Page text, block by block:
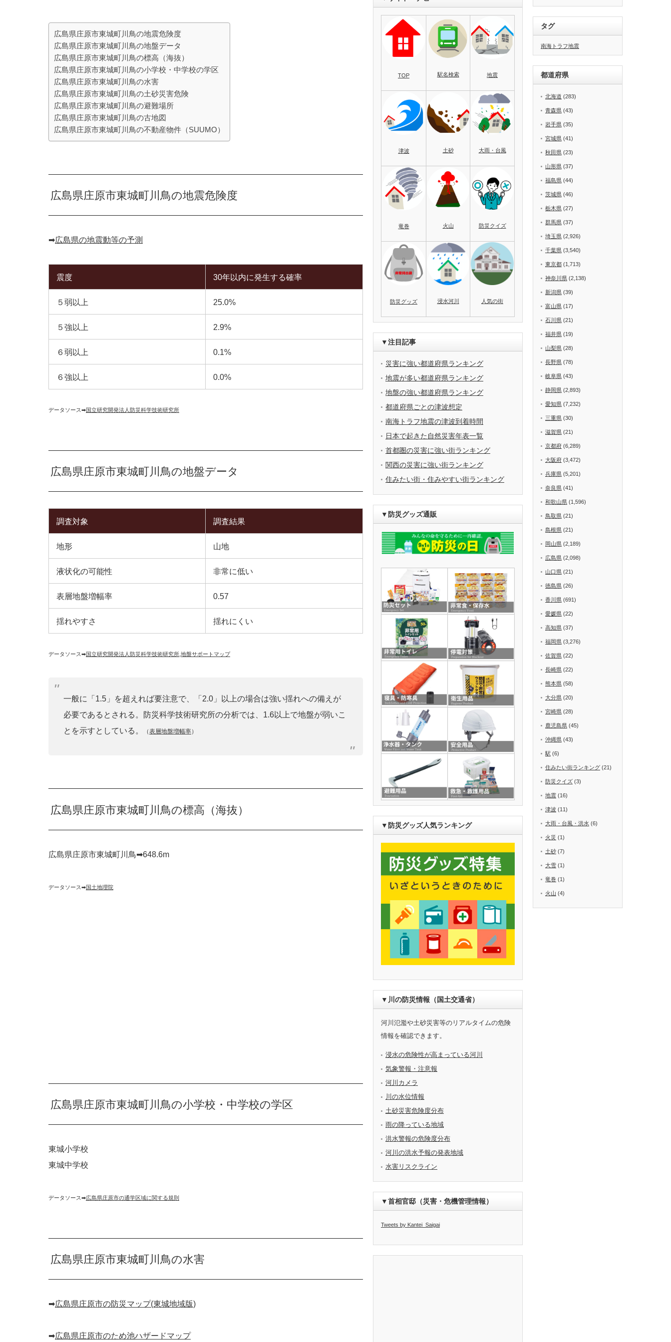
広島県庄原市東城町川鳥の地震危険度
広島県庄原市東城町川鳥の地盤データ
広島県庄原市東城町川鳥の標高（海抜）
広島県庄原市東城町川鳥の小学校・中学校の学区
広島県庄原市東城町川鳥の水害
広島県庄原市東城町川鳥の土砂災害危険
広島県庄原市東城町川鳥の避難場所
広島県庄原市東城町川鳥の古地図
広島県庄原市東城町川鳥の不動産物件（SUUMO）
広島県庄原市東城町川鳥の地震危険度
➡︎広島県の地震動等の予測
震度 30年以内に発生する確率
５弱以上 25.0%
５強以上 2.9%
６弱以上 0.1%
６強以上 0.0%
データソース➡︎国立研究開発法人防災科学技術研究所
広島県庄原市東城町川鳥の地盤データ
調査対象 調査結果
地形 山地
液状化の可能性 非常に低い
表層地盤増幅率 0.57
揺れやすさ 揺れにくい
データソース➡︎国立研究開発法人防災科学技術研究所 地盤サポートマップ
一般に「1.5」を超えれば要注意で、「2.0」以上の場合は強い揺れへの備えが
必要であるとされる。防災科学技術研究所の分析では、1.6以上で地盤が弱いこ
とを示すとしている。
（表層地盤増幅率）
広島県庄原市東城町川鳥の標高（海抜）
広島県庄原市東城町川鳥➡︎648.6m
データソース➡︎国土地理院
広島県庄原市東城町川鳥の小学校・中学校の学区
東城小学校
東城中学校
データソース➡︎広島県庄原市の通学区域に関する規則
広島県庄原市東城町川鳥の水害
➡︎広島県庄原市の防災マップ(東城地域版)
➡︎広島県庄原市のため池ハザードマップ
TOP 駅名検索 地震
津波 土砂 大雨・台風
竜巻 火山 防災クイズ
防災グッズ 浸水河川 人気の街
▼注目記事
災害に強い都道府県ランキング
地震が多い都道府県ランキング
地盤の強い都道府県ランキング
都道府県ごとの津波想定
南海トラフ地震の津波到着時間
日本で起きた自然災害年表一覧
首都圏の災害に強い街ランキング
関西の災害に強い街ランキング
住みたい街・住みやすい街ランキング
▼防災グッズ通販
▼防災グッズ人気ランキング
▼川の防災情報（国土交通省）
河川氾濫や土砂災害等のリアルタイムの危険
情報を確認できます。
浸水の危険性が高まっている河川
気象警報・注意報
河川カメラ
川の水位情報
土砂災害危険度分布
雨の降っている地域
洪水警報の危険度分布
河川の洪水予報の発表地域
水害リスクライン
▼首相官邸（災害・危機管理情報）
Tweets by Kantei_Saigai
タグ
南海トラフ地震
都道府県
北海道 (283)
青森県 (43)
岩手県 (35)
宮城県 (41)
秋田県 (23)
山形県 (37)
福島県 (44)
茨城県 (46)
栃木県 (27)
群馬県 (37)
埼玉県 (2,926)
千葉県 (3,540)
東京都 (1,713)
神奈川県 (2,138)
新潟県 (39)
富山県 (17)
石川県 (21)
福井県 (19)
山梨県 (28)
長野県 (78)
岐阜県 (43)
静岡県 (2,893)
愛知県 (7,232)
三重県 (30)
滋賀県 (21)
京都府 (6,289)
大阪府 (3,472)
兵庫県 (5,201)
奈良県 (41)
和歌山県 (1,596)
鳥取県 (21)
島根県 (21)
岡山県 (2,189)
広島県 (2,098)
山口県 (21)
徳島県 (26)
香川県 (691)
愛媛県 (22)
高知県 (37)
福岡県 (3,276)
佐賀県 (22)
長崎県 (22)
熊本県 (58)
大分県 (20)
宮崎県 (28)
鹿児島県 (45)
沖縄県 (43)
駅 (6)
住みたい街ランキング (21)
防災クイズ (3)
地震 (16)
津波 (11)
大雨・台風・洪水 (6)
火災 (1)
土砂 (7)
大雪 (1)
竜巻 (1)
火山 (4)